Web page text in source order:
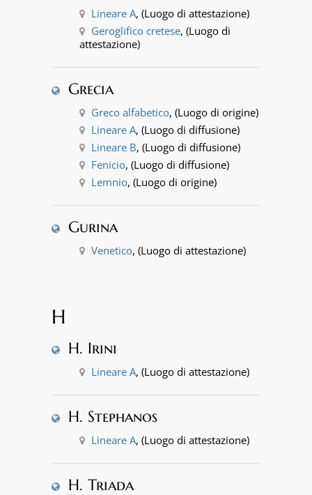
Lineare A, (Luogo di attestazione)
Geroglifico cretese, (Luogo di
attestazione)
Grecia
Greco alfabetico, (Luogo di origine)
Lineare A, (Luogo di diffusione)
Lineare B, (Luogo di diffusione)
Fenicio, (Luogo di diffusione)
Lemnio, (Luogo di origine)
Gurina
Venetico, (Luogo di attestazione)
H
H. Irini
Lineare A, (Luogo di attestazione)
H. Stephanos
Lineare A, (Luogo di attestazione)
H. Triada